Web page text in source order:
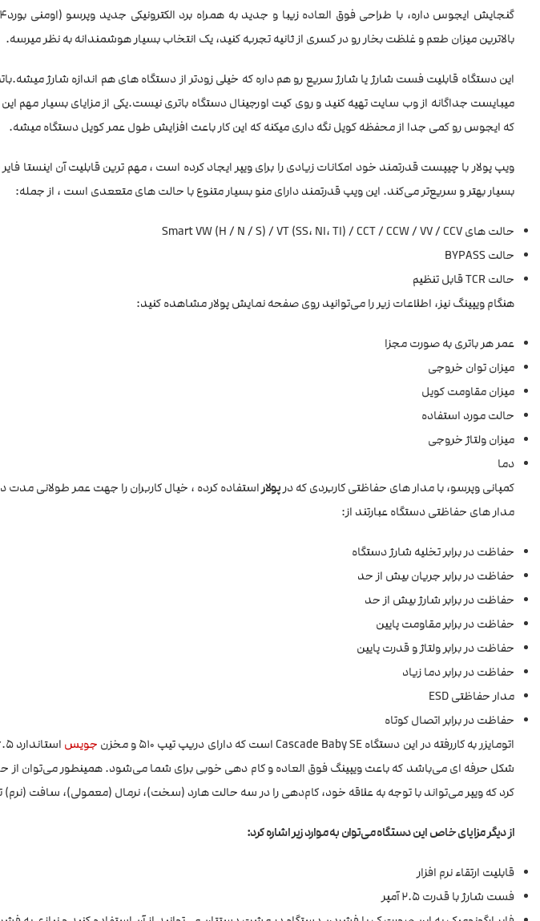
گنجایش ایجوس داره، با طراحی فوق العاده زیبا و جدید به همراه برد الکترونیکی جدید وپرسو (اومنی بورد4)،با تکنولوژی جدید
بالاترین میزان طعم و غلظت بخار رو در کسری از ثانیه تجربه کنید، یک انتخاب بسیار هوشمندانه به نظر میرسه.
میبایست جداگانه از وب سایت تهیه کنید و روی کیت اورجینال دستگاه باتری نیست.یکی از مزایای بسیار
که ایجوس رو کمی جدا از محفظه کویل نگه داری میکنه که این کار باعث افزایش طول عمر کویل دستگاه میشه.
بسیار بهتر و سریع‌تر می‌کند. این ویپ قدرتمند دارای منو بسیار متنوع با حالت های متععدی است ، از جمله:
حالت های Smart VW (H / N / S) / VT (SS، NI، TI) / CCT / CCW / VV / CCV
حالت BYPASS
حالت TCR قابل تنظیم
هنگام ویپینگ نیز، اطلاعات زیر را می‌توانید روی صفحه نمایش پولار مشاهده کنید:
عمر هر باتری به صورت مجزا
میزان توان خروجی
میزان مقاومت کویل
حالت مورد استفاده
میزان ولتاژ خروجی
دما
کمپانی وپرسو، با مدار های حفاظتی کاربردی که درپولار استفاده کرده ، خیال کاربران را جهت عمر طولانی
مدار های حفاظتی دستگاه عبارتند از:
حفاظت در برابر تخلیه شارژ دستگاه
حفاظت در برابر جریان بیش از حد
حفاظت در برابر شارژ بیش از حد
حفاظت در برابر مقاومت پایین
حفاظت در برابر ولتاژ و قدرت پایین
حفاظت در برابر دما زیاد
مدار حفاظتی ESD
حفاظت در برابر اتصال کوتاه
اتومایزر به کاررفته در این دستگاه Cascade Baby SE است که دارای دریپ تیپ 510 و مخزن
جویس
شکل حرفه ای می‌باشد که باعث ویپینگ فوق العاده و کام دهی خوبی برای شما می‌شود. همینطور می‌توان از
کرد که ویپر می‌تواند با توجه به علاقه خود، کام‌دهی را در سه حالت هارد (سخت)، نرمال (معمولی)، سافت (نرم)
از دیگر مزایای خاص این دستگاه می‌توان به موارد زیر اشاره کرد:
قابلیت ارتقاء نرم افزار
فست شارژ با قدرت 2.5 آمپر